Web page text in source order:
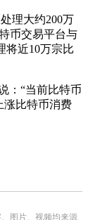
理大约200万
币交易平台与
将近10万宗比
：“当前比特币
涨比特币消费
图片、视频均来源